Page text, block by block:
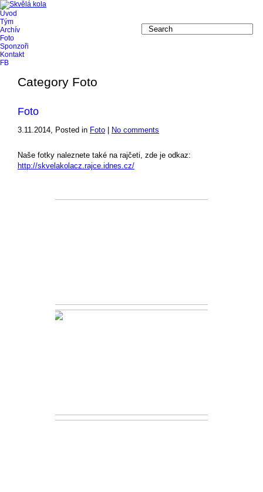
Úvod
Tým
Archív
Foto
Sponzoři
Kontakt
FB
Category Foto
Foto
3.11.2014, Posted in Foto No comments
Naše fotky naleznete také na rajčeti, zde je odkaz:
http://skvelakolacz.rajce.idnes.cz/